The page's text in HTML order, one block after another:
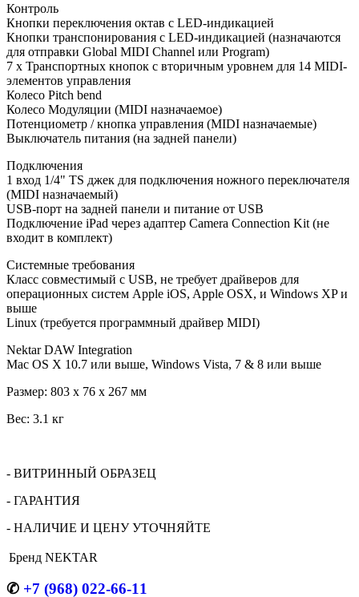
Контроль
Кнопки переключения октав с LED-индикацией
Кнопки транспонирования с LED-индикацией (назначаются
для отправки Global MIDI Channel или Program)
7 x Транспортных кнопок с вторичным уровнем для 14 MIDI-
элементов управления
Колесо Pitch bend
Колесо Модуляции (MIDI назначаемое)
Потенциометр / кнопка управления (MIDI назначаемые)
Выключатель питания (на задней панели)
Подключения
1 вход 1/4" TS джек для подключения ножного переключателя
(MIDI назначаемый)
USB-порт на задней панели и питание от USB
Подключение iPad через адаптер Camera Connection Kit (не
входит в комплект)
Системные требования
Класс совместимый с USB, не требует драйверов для
операционных систем Apple iOS, Apple OSX, и Windows XP и
выше
Linux (требуется программный драйвер MIDI)
Nektar DAW Integration
Mac OS X 10.7 или выше, Windows Vista, 7 & 8 или выше
Размер: 803 x 76 x 267 мм
Вес: 3.1 кг
- ВИТРИННЫЙ ОБРАЗЕЦ
- ГАРАНТИЯ
- НАЛИЧИЕ И ЦЕНУ УТОЧНЯЙТЕ
Бренд NEKTAR
✆ +7 (968) 022-66-11